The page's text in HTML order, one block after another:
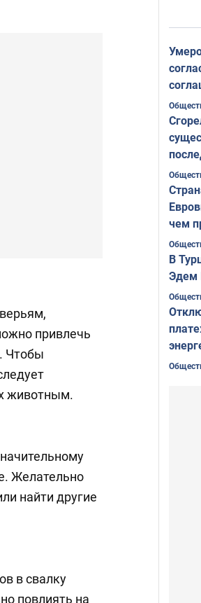
привлечь
Чтобы
животным.
Желательно
найти другие
в свалку
повлиять на
чем
В
Эдем